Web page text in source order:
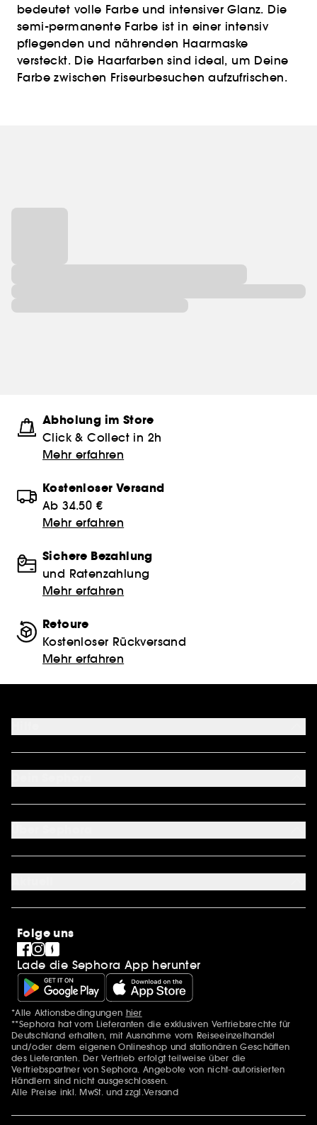
bedeutet volle Farbe und intensiver Glanz. Die
semi-permanente Farbe ist in einer intensiv
pflegenden und nährenden Haarmaske
versteckt. Die Haarfarben sind ideal, um Deine
Farbe zwischen Friseurbesuchen aufzufrischen.
Abholung im Store
Click & Collect in 2h
Mehr erfahren
Kostenloser Versand
Ab 34.50 €
Mehr erfahren
Sichere Bezahlung
und Ratenzahlung
Mehr erfahren
Retoure
Kostenloser Rückversand
Mehr erfahren
FAQ
Kontakt
Mein Konto
Sephora Unlimited
Über uns
Karriere
SEPHORA Prize
Pride
Folge uns
Lade die Sephora App herunter
Zusätzlich Erwähnungen
*Alle Aktionsbedingungen hier
**Sephora hat vom Lieferanten die exklusiven Vertriebsrechte für
Deutschland erhalten, mit Ausnahme vom Reiseeinzelhandel
und/oder dem eigenen Onlineshop und stationären Geschäften
des Lieferanten. Der Vertrieb erfolgt teilweise über die
Vertriebspartner von Sephora. Angebote von nicht-autorisierten
Händlern sind nicht ausgeschlossen.
Alle Preise inkl. MwSt. und zzgl.Versand